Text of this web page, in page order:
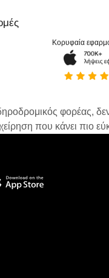
Κορυφαία
φορέας, δεν
που κάνει πιο